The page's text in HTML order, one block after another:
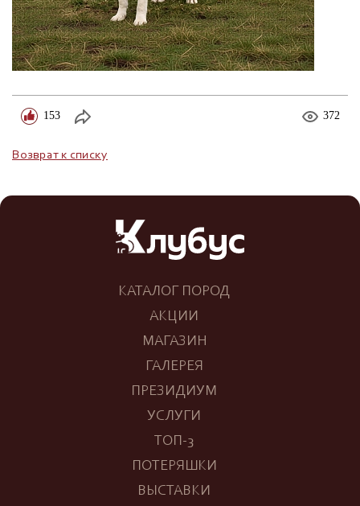
153 372
Возврат к списку
КАТАЛОГ ПОРОД
АКЦИИ
МАГАЗИН
ГАЛЕРЕЯ
ПРЕЗИДИУМ
УСЛУГИ
ТОП-3
ПОТЕРЯШКИ
ВЫСТАВКИ